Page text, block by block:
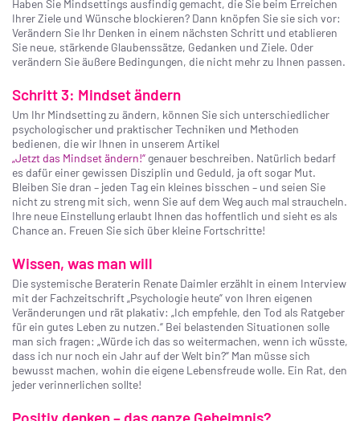
Haben Sie Mindsettings ausfindig gemacht, die Sie beim Erreichen
Ihrer Ziele und Wünsche blockieren? Dann knöpfen Sie sie sich vor:
Verändern Sie Ihr Denken in einem nächsten Schritt und etablieren
Sie neue, stärkende Glaubenssätze, Gedanken und Ziele. Oder
verändern Sie äußere Bedingungen, die nicht mehr zu Ihnen passen.
Schritt 3: Mindset ändern
Um Ihr Mindsetting zu ändern, können Sie sich unterschiedlicher
psychologischer und praktischer Techniken und Methoden
bedienen, die wir Ihnen in unserem Artikel
„Jetzt das Mindset ändern!“ genauer beschreiben. Natürlich bedarf
es dafür einer gewissen Disziplin und Geduld, ja oft sogar Mut.
Bleiben Sie dran – jeden Tag ein kleines bisschen – und seien Sie
nicht zu streng mit sich, wenn Sie auf dem Weg auch mal straucheln.
Ihre neue Einstellung erlaubt Ihnen das hoffentlich und sieht es als
Chance an. Freuen Sie sich über kleine Fortschritte!
Wissen, was man will
Die systemische Beraterin Renate Daimler erzählt in einem Interview
mit der Fachzeitschrift „Psychologie heute“ von Ihren eigenen
Veränderungen und rät plakativ: „Ich empfehle, den Tod als Ratgeber
für ein gutes Leben zu nutzen.“ Bei belastenden Situationen solle
man sich fragen: „Würde ich das so weitermachen, wenn ich wüsste,
dass ich nur noch ein Jahr auf der Welt bin?“ Man müsse sich
bewusst machen, wohin die eigene Lebensfreude wolle. Ein Rat, den
jeder verinnerlichen sollte!
Positiv denken – das ganze Geheimnis?